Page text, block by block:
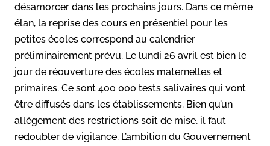
désamorcer dans les prochains jours. Dans ce même
élan, la reprise des cours en présentiel pour les
petites écoles correspond au calendrier
préliminairement prévu. Le lundi 26 avril est bien le
jour de réouverture des écoles maternelles et
primaires. Ce sont 400 000 tests salivaires qui vont
être diffusés dans les établissements. Bien qu’un
allégement des restrictions soit de mise, il faut
redoubler de vigilance. L’ambition du Gouvernement